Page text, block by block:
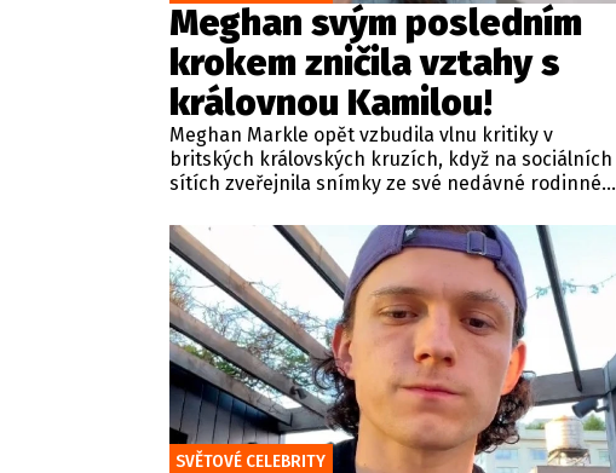
Meghan svým posledním
krokem zničila vztahy s
královnou Kamilou!
Meghan Markle opět vzbudila vlnu kritiky v
britských královských kruzích, když na sociálních
sítích zveřejnila snímky ze své nedávné rodinné
nechyběly ani fotografie jejích dětí či momentky z
rodinného sídla Althorp, kde je pohřbena
princezna Diana. Podle odborníků šlo o další
pokus vévodkyně ze Sussexu připomenout se
veřejnosti a maximalizovat svou viditelnost.
SVĚTOVÉ CELEBRITY